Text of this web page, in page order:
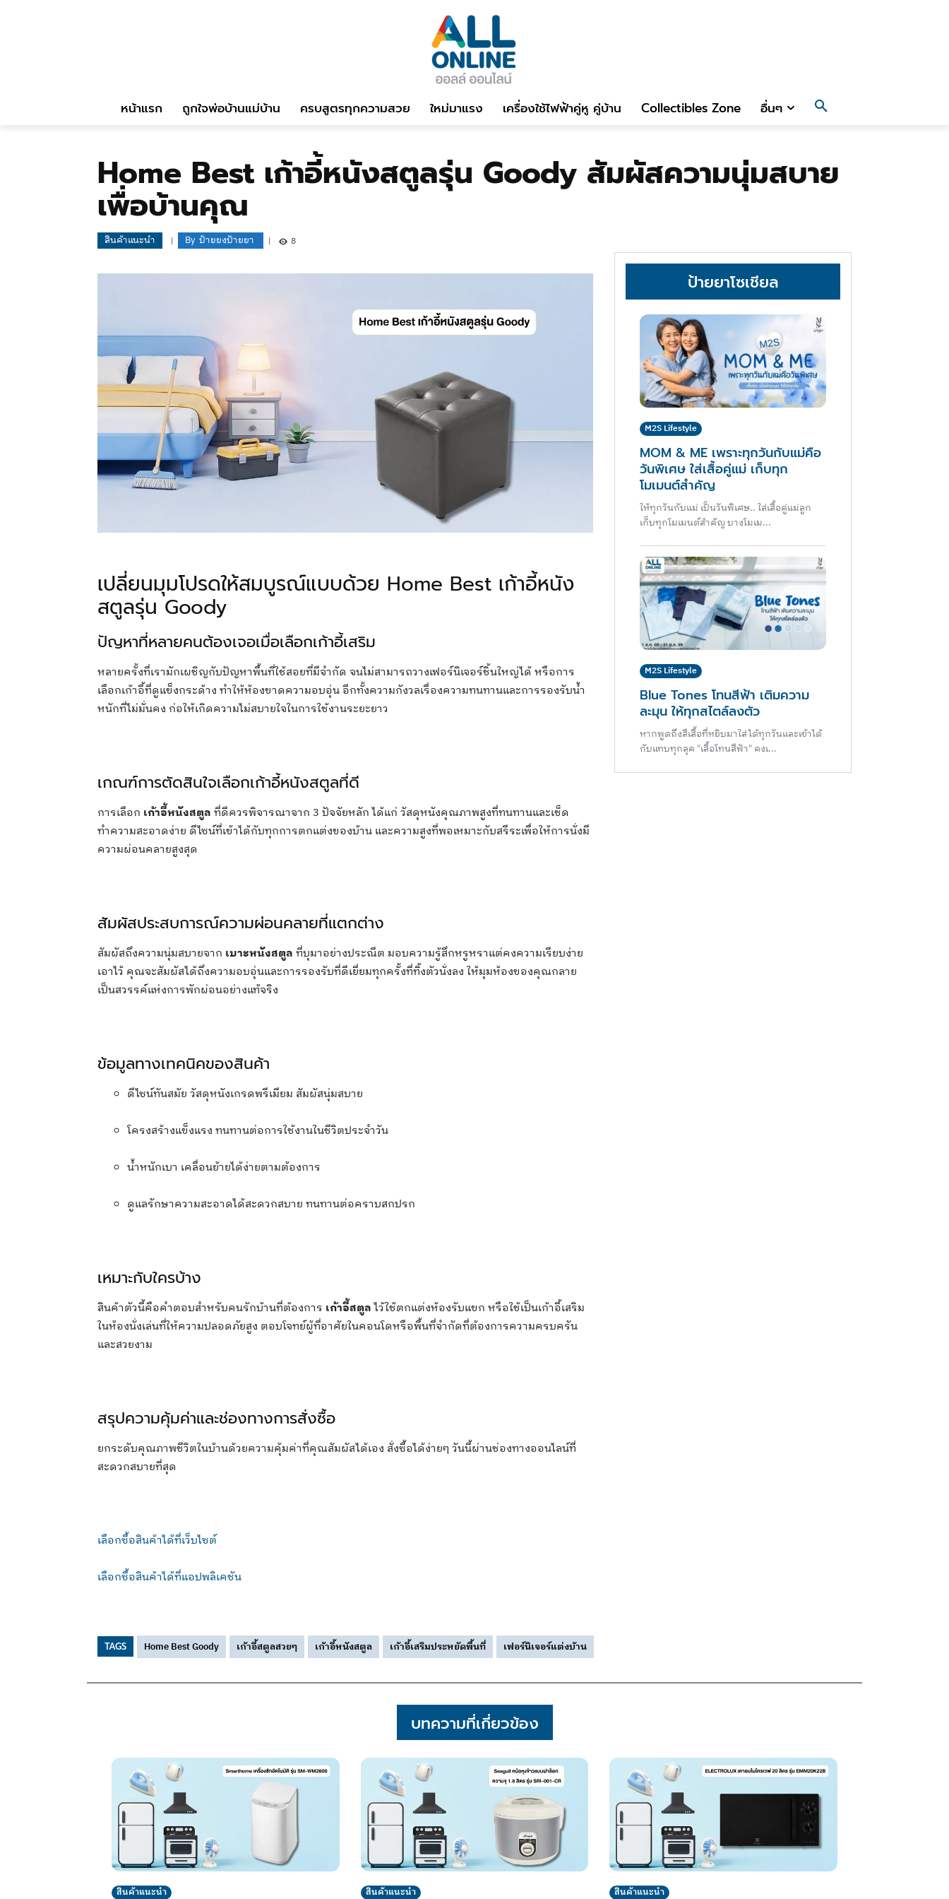
หน้าแรก ถูกใจพ่อบ้านแม่บ้าน ครบสูตรทุกความสวย ใหม่มาแรง เครื่องใช้ไฟฟ้าคู่หู คู่บ้าน Collectibles Zone อื่นๆ
Home Best เก้าอี้หนังสตูลรุ่น Goody สัมผัสความนุ่มสบาย
เพื่อบ้านคุณ
สินค้าแนะนำ By ป้ายยงป้ายยา 8
เปลี่ยนมุมโปรดให้สมบูรณ์แบบด้วย Home Best เก้าอี้หนัง
สตูลรุ่น Goody
ปัญหาที่หลายคนต้องเจอเมื่อเลือกเก้าอี้เสริม
หลายครั้งที่เรามักเผชิญกับปัญหาพื้นที่ใช้สอยที่มีจำกัด จนไม่สามารถวางเฟอร์นิเจอร์ชิ้นใหญ่ได้ หรือการ
เลือกเก้าอี้ที่ดูแข็งกระด้าง ทำให้ห้องขาดความอบอุ่น อีกทั้งความกังวลเรื่องความทนทานและการรองรับน้ำ
หนักที่ไม่มั่นคง ก่อให้เกิดความไม่สบายใจในการใช้งานระยะยาว
เกณฑ์การตัดสินใจเลือกเก้าอี้หนังสตูลที่ดี
การเลือก เก้าอี้หนังสตูล ที่ดีควรพิจารณาจาก 3 ปัจจัยหลัก ได้แก่ วัสดุหนังคุณภาพสูงที่ทนทานและเช็ด
ทำความสะอาดง่าย ดีไซน์ที่เข้าได้กับทุกการตกแต่งของบ้าน และความสูงที่พอเหมาะกับสรีระเพื่อให้การนั่งมี
ความผ่อนคลายสูงสุด
สัมผัสประสบการณ์ความผ่อนคลายที่แตกต่าง
สัมผัสถึงความนุ่มสบายจาก เบาะหนังสตูล ที่บุมาอย่างประณีต มอบความรู้สึกหรูหราแต่คงความเรียบง่าย
เอาไว้ คุณจะสัมผัสได้ถึงความอบอุ่นและการรองรับที่ดีเยี่ยมทุกครั้งที่ทิ้งตัวนั่งลง ให้มุมห้องของคุณกลาย
เป็นสวรรค์แห่งการพักผ่อนอย่างแท้จริง
ข้อมูลทางเทคนิคของสินค้า
ดีไซน์ทันสมัย วัสดุหนังเกรดพรีเมียม สัมผัสนุ่มสบาย
โครงสร้างแข็งแรง ทนทานต่อการใช้งานในชีวิตประจำวัน
น้ำหนักเบา เคลื่อนย้ายได้ง่ายตามต้องการ
ดูแลรักษาความสะอาดได้สะดวกสบาย ทนทานต่อคราบสกปรก
เหมาะกับใครบ้าง
สินค้าตัวนี้คือคำตอบสำหรับคนรักบ้านที่ต้องการ เก้าอี้สตูลไว้ใช้ตกแต่งห้องรับแขก หรือใช้เป็นเก้าอี้เสริม
ในห้องนั่งเล่นที่ให้ความปลอดภัยสูง ตอบโจทย์ผู้ที่อาศัยในคอนโดหรือพื้นที่จำกัดที่ต้องการความครบครัน
และสวยงาม
สรุปความคุ้มค่าและช่องทางการสั่งซื้อ
ยกระดับคุณภาพชีวิตในบ้านด้วยความคุ้มค่าที่คุณสัมผัสได้เอง สั่งซื้อได้ง่ายๆ วันนี้ผ่านช่องทางออนไลน์ที่
สะดวกสบายที่สุด
เลือกซื้อสินค้าได้ที่เว็บไซต์
เลือกซื้อสินค้าได้ที่แอปพลิเคชัน
ป้ายยาโซเชียล
M2S Lifestyle
MOM & ME เพราะทุกวันกับแม่คือ
วันพิเศษ ใส่เสื้อคู่แม่ เก็บทุก
โมเมนต์สำคัญ
ให้ทุกวันกับแม่ เป็นวันพิเศษ.. ใส่เสื้อคู่แม่ลูก
เก็บทุกโมเมนต์สำคัญ บางโมเม...
M2S Lifestyle
Blue Tones โทนสีฟ้า เติมความ
ละมุน ให้ทุกสไตล์ลงตัว
หากพูดถึงสีเสื้อที่หยิบมาใส่ได้ทุกวันและเข้าได้
กับแทบทุกลุค "เสื้อโทนสีฟ้า" คงเ...
TAGS Home Best Goody เก้าอี้สตูลสวยๆ เก้าอี้หนังสตูล เก้าอี้เสริมประหยัดพื้นที่ เฟอร์นิเจอร์แต่งบ้าน
บทความที่เกี่ยวข้อง
สินค้าแนะนำ สินค้าแนะนำ สินค้าแนะนำ